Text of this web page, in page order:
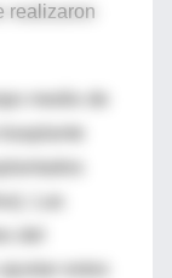
realizaron
medio de